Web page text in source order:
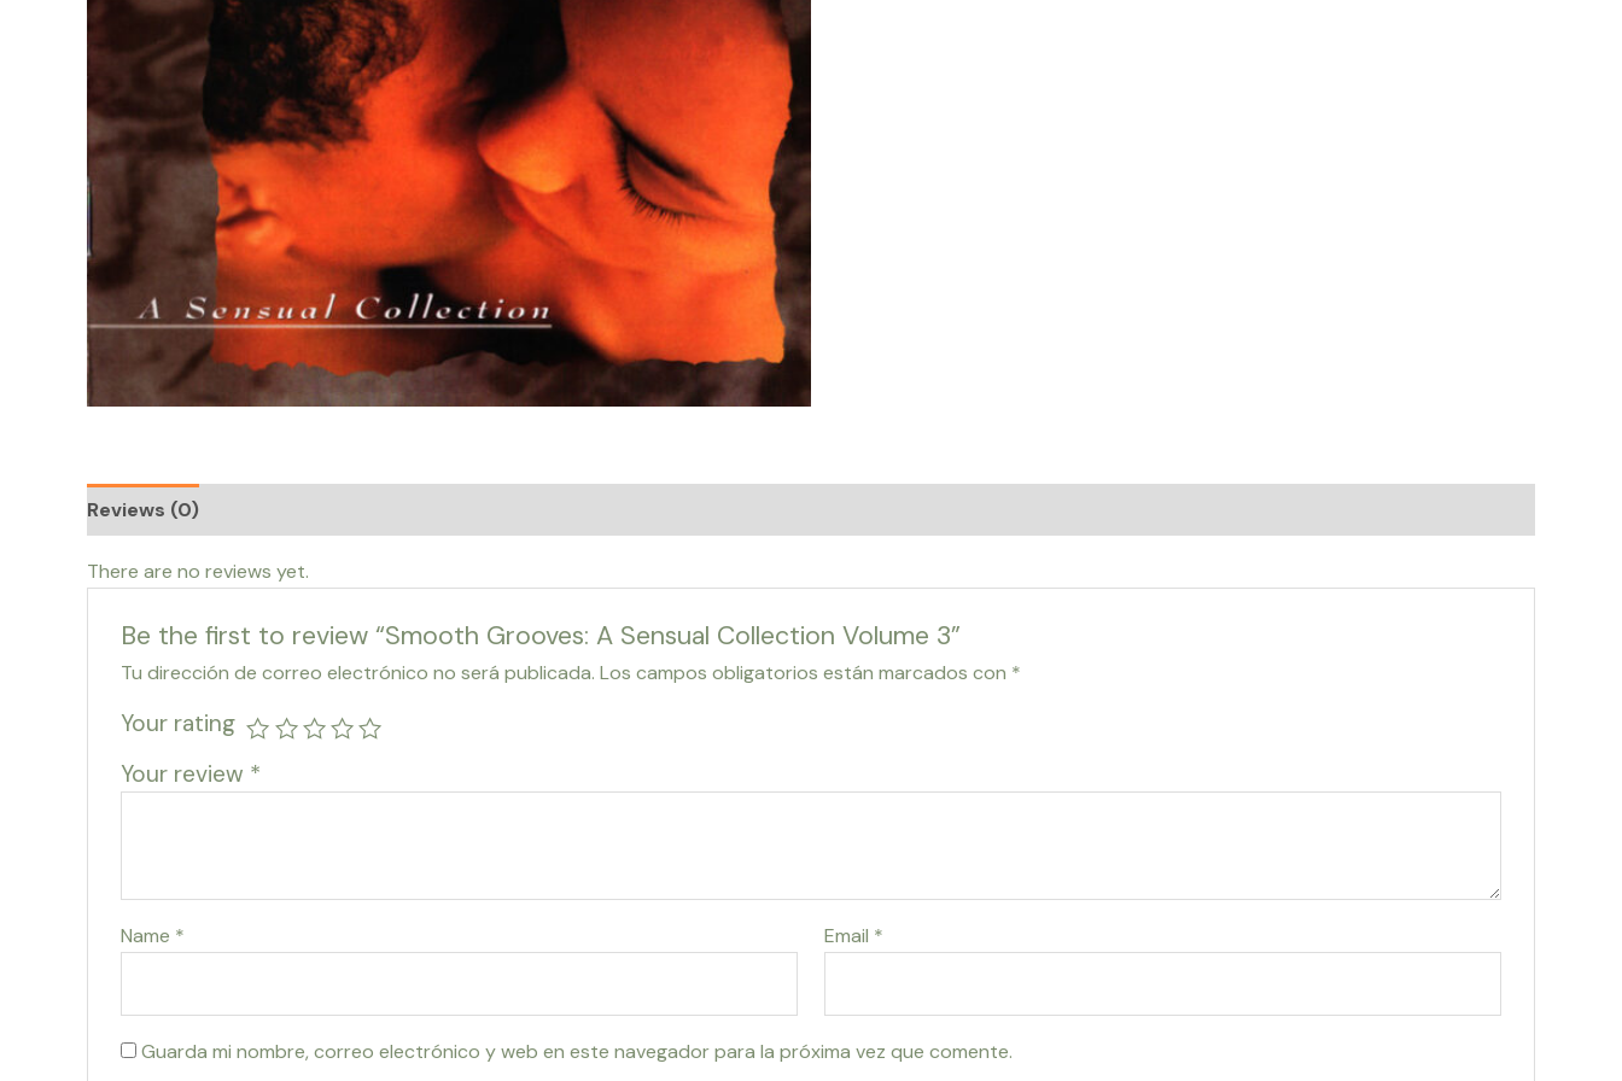
Reviews (0)
There are no reviews yet.
Be the first to review “Smooth Grooves: A Sensual Collection Volume 3”
Tu dirección de correo electrónico no será publicada. Los campos obligatorios están marcados con *
Your rating
Your review *
Name * Email *
Guarda mi nombre, correo electrónico y web en este navegador para la próxima vez que comente.